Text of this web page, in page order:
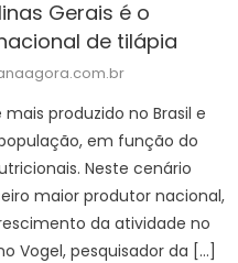
Gerais é o
de tilápia
produzido no Brasil e
em função do
Neste cenário
maior produtor nacional,
da atividade no
Vogel, pesquisador da […]